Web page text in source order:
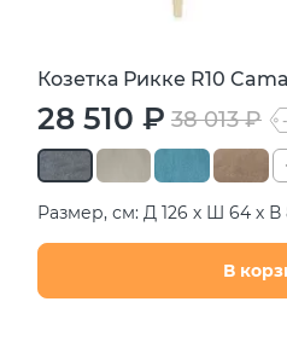
Козетка Рикке R10
28 510 ₽ 38 013 ₽
Размер, см: Д 126 х Ш 64 х В
В